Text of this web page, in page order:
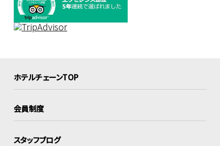
ホテルチェーンTOP
会員制度
スタッフブログ